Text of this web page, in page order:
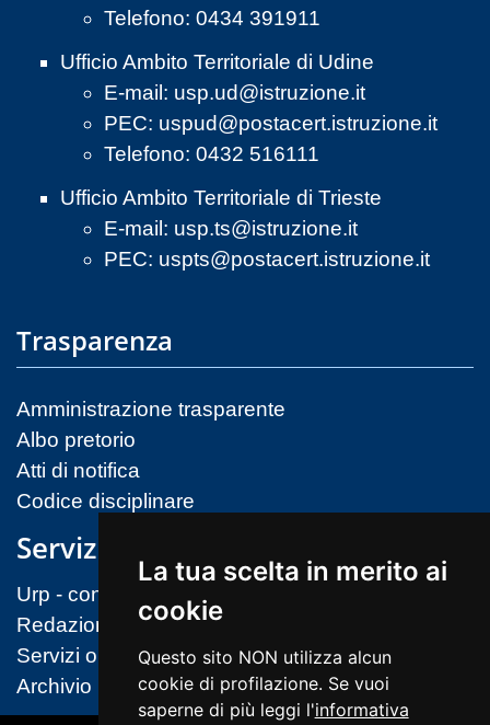
La tua scelta in merito ai
cookie
Questo sito NON utilizza alcun
cookie di profilazione. Se vuoi
saperne di più leggi l'informativa
Telefono: 0434 391911
Ufficio Ambito Territoriale di Udine
E-mail: usp.ud@istruzione.it
PEC: uspud@postacert.istruzione.it
Telefono: 0432 516111
Ufficio Ambito Territoriale di Trieste
E-mail: usp.ts@istruzione.it
PEC: uspts@postacert.istruzione.it
Trasparenza
Amministrazione trasparente
Albo pretorio
Atti di notifica
Codice disciplinare
Servizi
Urp - contatti
Redazione sito
Servizi on-line (MIM)
Archivio